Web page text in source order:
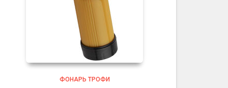
ФОНАРЬ ТРОФИ